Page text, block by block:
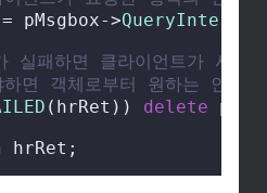
pMsgbox->
패하면 클라이언트가 사용
면 객체로부터 원하는 인터
(hrRet)) delete
hrRet;